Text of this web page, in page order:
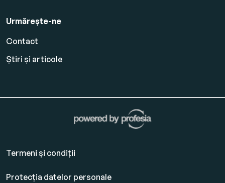
Urmărește-ne
Contact
Știri și articole
Termeni și condiții
Protecția datelor personale